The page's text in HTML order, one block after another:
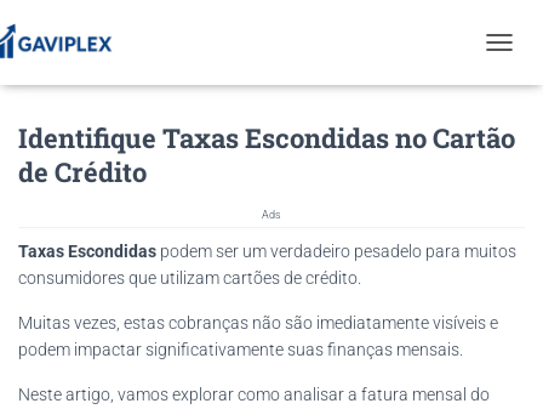
O
G
L
V
Identifique Taxas Escondidas no Cartão
de Crédito
Ads
Taxas Escondidas podem ser um verdadeiro pesadelo para muitos
consumidores que utilizam cartões de crédito.
Muitas vezes, estas cobranças não são imediatamente visíveis e
podem impactar significativamente suas finanças mensais.
Neste artigo, vamos explorar como analisar a fatura mensal do